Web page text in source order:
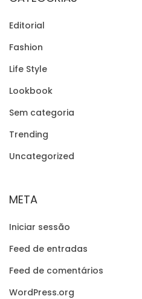
N
T
E
Ú
D
O
S
Editorial
Fashion
Life Style
Lookbook
Sem categoria
Trending
Uncategorized
META
Iniciar sessão
Feed de entradas
Feed de comentários
WordPress.org